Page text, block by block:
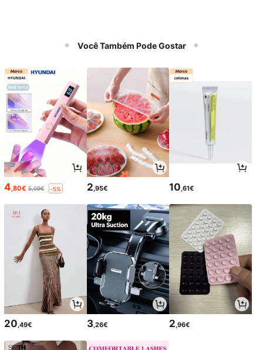
Você Também Pode Gostar
4 ,80€ 5,09€ -5% 2 ,95€ 10 ,61€
20,49€ 3,26€ 2,96€